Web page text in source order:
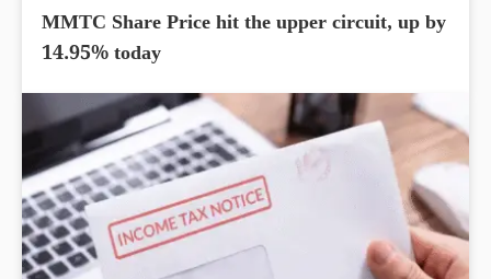
MMTC Share Price hit the upper circuit, up by
14.95% today